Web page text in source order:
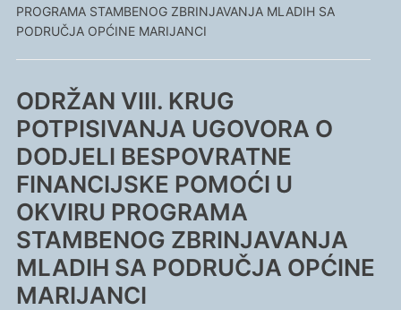
PROGRAMA STAMBENOG ZBRINJAVANJA MLADIH SA
PODRUČJA OPĆINE MARIJANCI
ODRŽAN VIII. KRUG
POTPISIVANJA UGOVORA O
DODJELI BESPOVRATNE
FINANCIJSKE POMOĆI U
OKVIRU PROGRAMA
STAMBENOG ZBRINJAVANJA
MLADIH SA PODRUČJA OPĆINE
MARIJANCI